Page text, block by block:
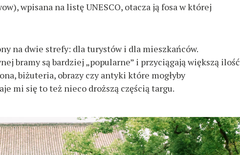
wpisana na listę UNESCO, otacza ją fosa w której
na dwie strefy: dla turystów i dla mieszkańców.
bramy są bardziej „popularne” i przyciągają większą ilość
biżuteria, obrazy czy antyki które mogłyby
mi się to też nieco droższą częścią targu.